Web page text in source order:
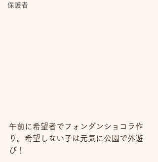
保護者
午前に希望者でフォンダンショコラ作
り。希望しない子は元気に公園で外遊
び！